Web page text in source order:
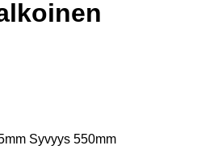
Syvyys 550mm